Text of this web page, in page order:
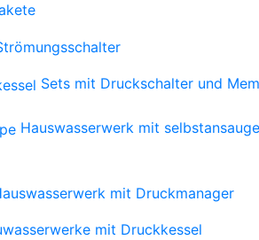
Sets mit Druckschalter und
Hauswasserwerk mit
mit Druckmanager
mit Druckkessel